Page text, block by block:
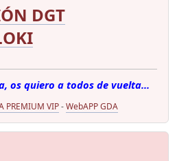
DGT
os quiero a todos de vuelta...
PREMIUM VIP-WebAPP GDA